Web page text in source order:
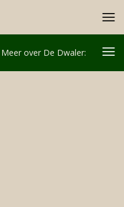
Meer over De Dwaler: